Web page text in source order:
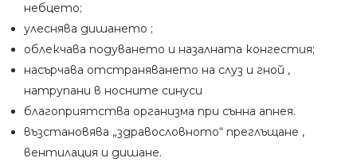
небцето;
улеснява дишането ;
облекчава подуването и назалната конгестия;
насърчава отстраняването на слуз и гной ,
натрупани в носните синуси
благоприятства организма при сънна апнея.
възстановява „здравословното“ преглъщане ,
вентилация и дишане.